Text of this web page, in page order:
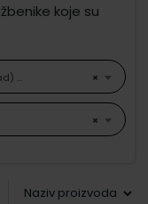
koje su
×
...
×